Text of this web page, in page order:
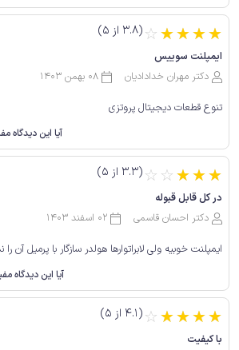
(3.8 از 5)☆☆☆☆☆
ایمپلنت سوییس
دکتر مهران خدادادیان
08 بهمن 1403
تنوع قطعات دیجیتال پروتزی
آیا این دیدگاه
(3.3 از 5)☆ ☆☆☆☆
در کل قابل قبوله
دکتر احسان قاسمی
02 اسفند 1403
ایمپلنت خوبیه ولی لابراتوارها هولدر سازگار با پرمیل آن را
آیا این دیدگاه
(4.1 از 5)☆☆☆☆☆
با کیفیت